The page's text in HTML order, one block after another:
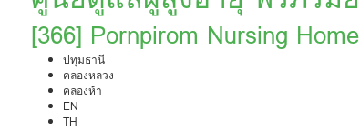
[366] Pornpirom Nursing Home
ปทุมธานี
คลองหลวง
คลองห้า
EN
TH